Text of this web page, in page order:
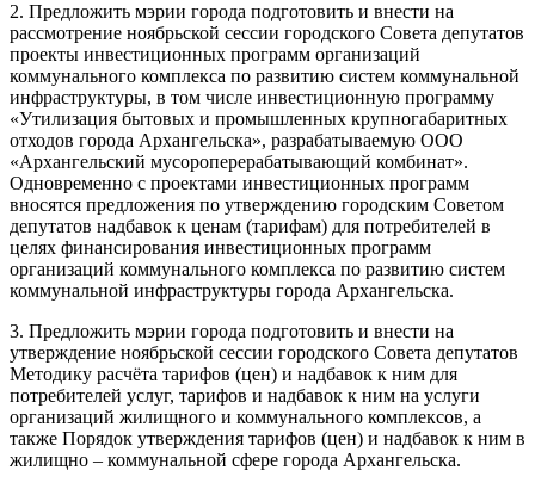
2. Предложить мэрии города подготовить и внести на
рассмотрение ноябрьской сессии городского Совета депутатов
проекты инвестиционных программ организаций
коммунального комплекса по развитию систем коммунальной
инфраструктуры, в том числе инвестиционную программу
«Утилизация бытовых и промышленных крупногабаритных
отходов города Архангельска», разрабатываемую ООО
«Архангельский мусороперерабатывающий комбинат».
Одновременно с проектами инвестиционных программ
вносятся предложения по утверждению городским Советом
депутатов надбавок к ценам (тарифам) для потребителей в
целях финансирования инвестиционных программ
организаций коммунального комплекса по развитию систем
коммунальной инфраструктуры города Архангельска.
3. Предложить мэрии города подготовить и внести на
утверждение ноябрьской сессии городского Совета депутатов
Методику расчёта тарифов (цен) и надбавок к ним для
потребителей услуг, тарифов и надбавок к ним на услуги
организаций жилищного и коммунального комплексов, а
также Порядок утверждения тарифов (цен) и надбавок к ним в
жилищно – коммунальной сфере города Архангельска.